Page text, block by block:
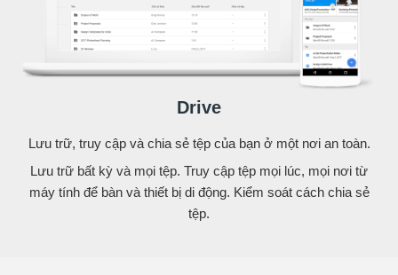
Drive
Lưu trữ, truy cập và chia sẻ tệp của bạn ở một nơi an toàn.
Lưu trữ bất kỳ và mọi tệp. Truy cập tệp mọi lúc, mọi nơi từ
máy tính để bàn và thiết bị di động. Kiểm soát cách chia sẻ
tệp.